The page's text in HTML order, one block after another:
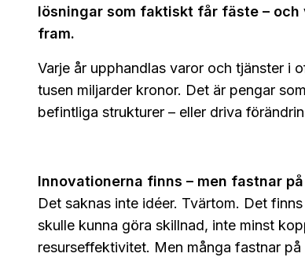
lösningar som faktiskt får fäste –
fram.
Varje år upphandlas varor och tjänster i
tusen miljarder kronor. Det är pengar
befintliga strukturer – eller driva
Innovationerna finns – men fastnar
Det saknas inte idéer. Tvärtom. Det
skulle kunna göra skillnad, inte minst
resurseffektivitet. Men många fastnar på